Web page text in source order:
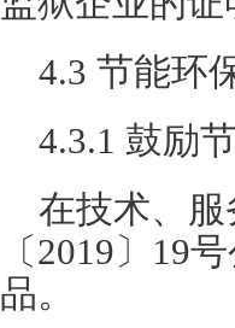
4.3 节能环
4.3.1 鼓励
在技术、
〔2019〕19
品。